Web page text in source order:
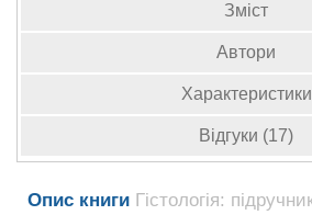
Зміст
Автори
Характеристики
Відгуки (17)
Опис книги Гістологія: